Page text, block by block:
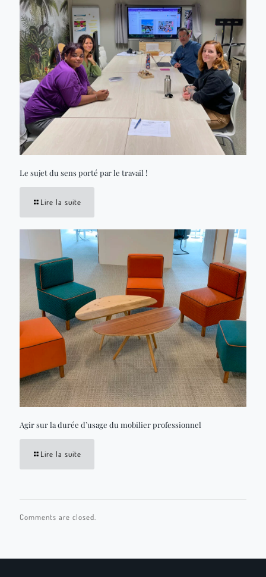
Le sujet du sens porté par le travail !
Lire la suite
Agir sur la durée d’usage du mobilier professionnel
Lire la suite
Comments are closed.